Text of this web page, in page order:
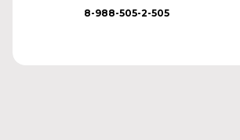
8-988-505-2-505